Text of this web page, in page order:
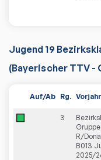
Jugend 19
(Bayerischer TTV -
Auf/Ab Rg.
3
R/
B013
2025/